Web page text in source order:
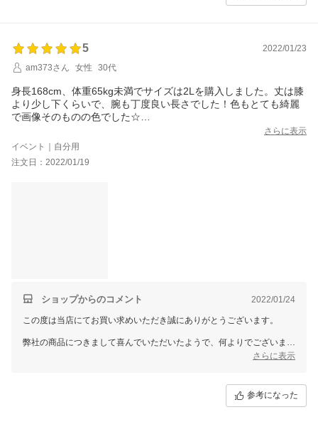
す。
5
2022/01/23
am373さん
女性 30代
身長168cm、体重65kg未満でサイズは2Lを購入しました。丈は膝
より少し下くらいで、腕も丁度良い長さでした！色もとても綺麗
で画像そのものの色でした☆
包装もとても綺麗で型崩れしない様にハンガーに掛けてくれてい
て、とてもありがたかったです(*^^)
形もとても綺麗だったし、可愛いし大満足です！
さらに表示
イベント｜自分用
注文日：2022/01/19
ショップからのコメント 2022/01/24
この度は当店にてお買い求めいただき誠にありがとうございます。
弊社の商品につきまして喜んでいただいたようで、何よりでございま
さらに表示
参考になった